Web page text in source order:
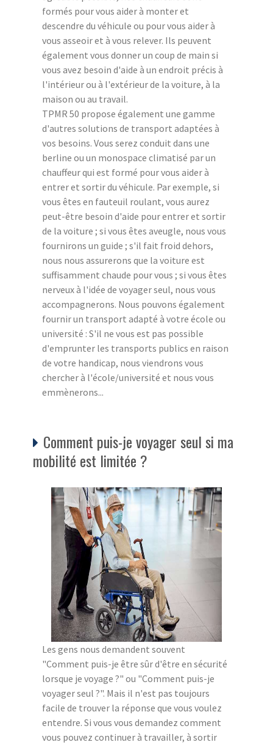
formés pour vous aider à monter et
descendre du véhicule ou pour vous aider à
vous asseoir et à vous relever. Ils peuvent
également vous donner un coup de main si
vous avez besoin d'aide à un endroit précis à
l'intérieur ou à l'extérieur de la voiture, à la
maison ou au travail.
TPMR 50 propose également une gamme
d'autres solutions de transport adaptées à
vos besoins. Vous serez conduit dans une
berline ou un monospace climatisé par un
chauffeur qui est formé pour vous aider à
entrer et sortir du véhicule. Par exemple, si
vous êtes en fauteuil roulant, vous aurez
peut-être besoin d'aide pour entrer et sortir
de la voiture ; si vous êtes aveugle, nous vous
fournirons un guide ; s'il fait froid dehors,
nous nous assurerons que la voiture est
suffisamment chaude pour vous ; si vous êtes
nerveux à l'idée de voyager seul, nous vous
accompagnerons. Nous pouvons également
fournir un transport adapté à votre école ou
université : S'il ne vous est pas possible
d'emprunter les transports publics en raison
de votre handicap, nous viendrons vous
chercher à l'école/université et nous vous
emmènerons...
Comment puis-je voyager seul si ma
mobilité est limitée ?
Les gens nous demandent souvent
"Comment puis-je être sûr d'être en sécurité
lorsque je voyage ?" ou "Comment puis-je
voyager seul ?". Mais il n'est pas toujours
facile de trouver la réponse que vous voulez
entendre. Si vous vous demandez comment
vous pouvez continuer à travailler, à sortir